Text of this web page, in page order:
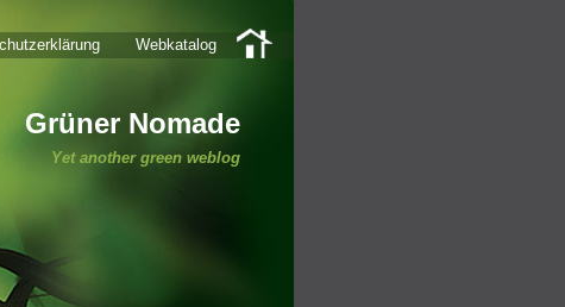
Grüner Nomade
Yet another green weblog
Webkatalog